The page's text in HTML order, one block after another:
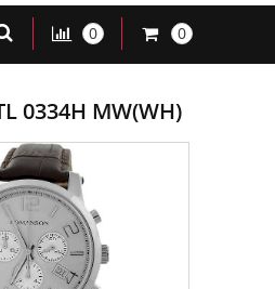
0 0
0334H MW(WH)